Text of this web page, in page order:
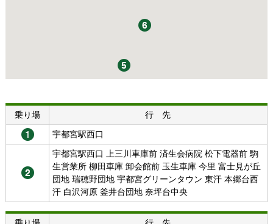
乗り場
行 先
宇都宮駅西口
宇都宮駅西口 上三川車庫前 済生会病院 松下電器前 駒
生営業所 柳田車庫 卸会館前 玉生車庫 今里 富士見が丘
団地 瑞穂野団地 宇都宮グリーンタウン 東汗 本郷台西
汗 白沢河原 釜井台団地 奈坪台中央